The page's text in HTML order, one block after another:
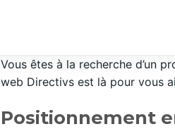
Vous êtes à la recherche d’un
web Directivs est là pour vous
Positionnement